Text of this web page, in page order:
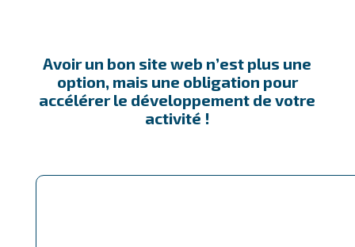
Avoir un bon site web n’est plus une
option, mais une obligation pour
accélérer le développement de votre
activité !